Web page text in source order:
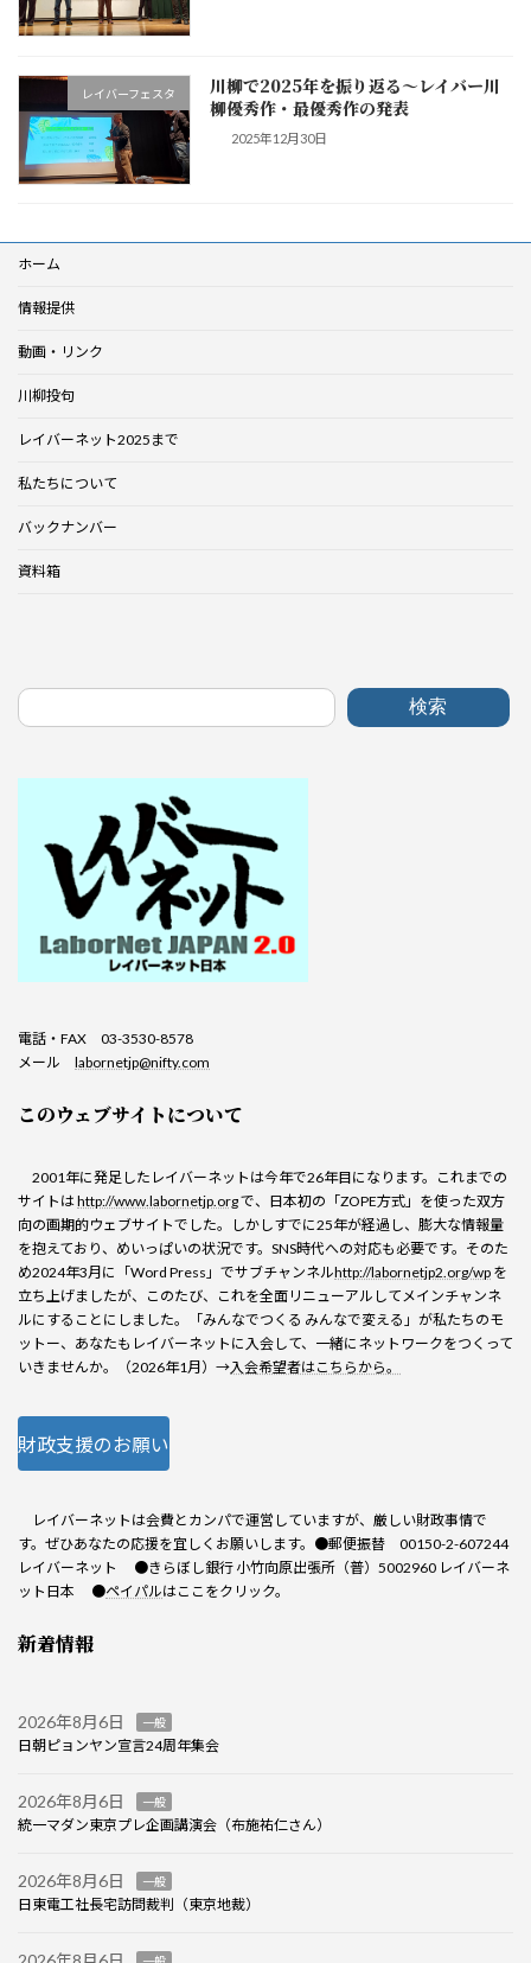
レイバーフェスタ
川柳で2025年を振り返る〜レイバー川
柳優秀作・最優秀作の発表
2025年12月30日
ホーム
情報提供
動画・リンク
川柳投句
レイバーネット2025まで
私たちについて
バックナンバー
資料箱
検索
電話・FAX 03-3530-8578
メール labornetjp@nifty.com
このウェブサイトについて
2001年に発足したレイバーネットは今年で26年目になります。これまでの
サイトはhttp://www.labornetjp.orgで、日本初の「ZOPE方式」を使った双方
向の画期的ウェブサイトでした。しかしすでに25年が経過し、膨大な情報量
を抱えており、めいっぱいの状況です。SNS時代への対応も必要です。そのた
め2024年3月に「Word Press」でサブチャンネルhttp://labornetjp2.org/wp を
立ち上げましたが、このたび、これを全面リニューアルしてメインチャンネ
ルにすることにしました。「みんなでつくる みんなで変える」が私たちのモ
ットー、あなたもレイバーネットに入会して、一緒にネットワークをつくって
いきませんか。（2026年1月）→入会希望者はこちらから。
財政支援のお願い
レイバーネットは会費とカンパで運営していますが、厳しい財政事情で
す。ぜひあなたの応援を宜しくお願いします。●郵便振替 00150-2-607244
レイバーネット ●きらぼし銀行 小竹向原出張所（普）5002960 レイバーネ
ット日本 ●ペイパルはここをクリック。
新着情報
2026年8月6日 一般
日朝ピョンヤン宣言24周年集会
2026年8月6日 一般
統一マダン東京プレ企画講演会（布施祐仁さん）
2026年8月6日 一般
日東電工社長宅訪問裁判（東京地裁）